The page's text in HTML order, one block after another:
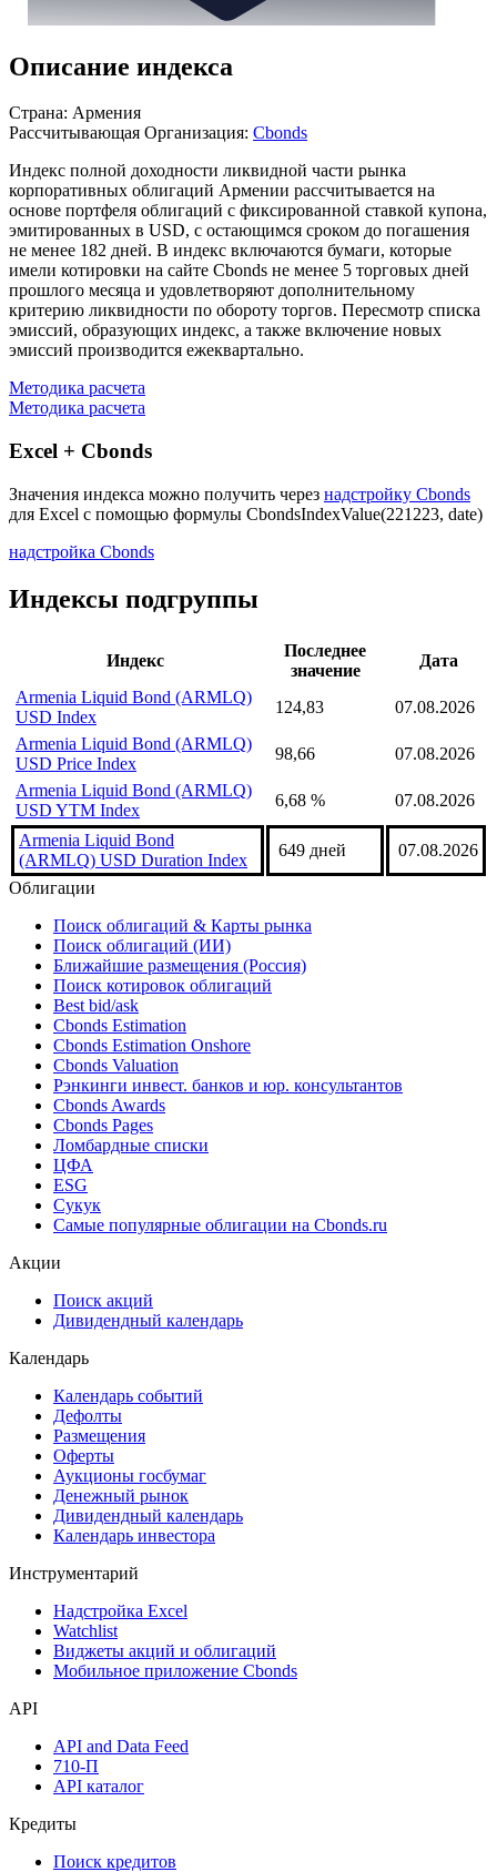
Описание индекса
Страна: Армения
Рассчитывающая Организация: Cbonds
Индекс полной доходности ликвидной части рынка
корпоративных облигаций Армении рассчитывается на
основе портфеля облигаций с фиксированной ставкой купона,
эмитированных в USD, с остающимся сроком до погашения
не менее 182 дней. В индекс включаются бумаги, которые
имели котировки на сайте Cbonds не менее 5 торговых дней
прошлого месяца и удовлетворяют дополнительному
критерию ликвидности по обороту торгов. Пересмотр списка
эмиссий, образующих индекс, а также включение новых
эмиссий производится ежеквартально.
Методика расчета
Методика расчета
Excel + Cbonds
Значения индекса можно получить через надстройку Cbonds
для Excel с помощью формулы CbondsIndexValue(221223, date)
надстройка Cbonds
Индексы подгруппы
Индекс
Последнее
значение
Дата
Armenia Liquid Bond (ARMLQ)
USD Index
124,83
07.08.2026
Armenia Liquid Bond (ARMLQ)
USD Price Index
98,66
07.08.2026
Armenia Liquid Bond (ARMLQ)
USD YTM Index
6,68 % 07.08.2026
Armenia Liquid Bond
(ARMLQ) USD Duration Index
649 дней
07.08.2026
Облигации
Поиск облигаций & Карты рынка
Поиск облигаций (ИИ)
Ближайшие размещения (Россия)
Поиск котировок облигаций
Best bid/ask
Cbonds Estimation
Cbonds Estimation Onshore
Cbonds Valuation
Рэнкинги инвест. банков и юр. консультантов
Cbonds Awards
Cbonds Pages
Ломбардные списки
ЦФА
ESG
Сукук
Самые популярные облигации на Cbonds.ru
Акции
Поиск акций
Дивидендный календарь
Календарь
Календарь событий
Дефолты
Размещения
Оферты
Аукционы госбумаг
Денежный рынок
Дивидендный календарь
Календарь инвестора
Инструментарий
Надстройка Excel
Watchlist
Виджеты акций и облигаций
Мобильное приложение Cbonds
API
API and Data Feed
710-П
API каталог
Кредиты
Поиск кредитов